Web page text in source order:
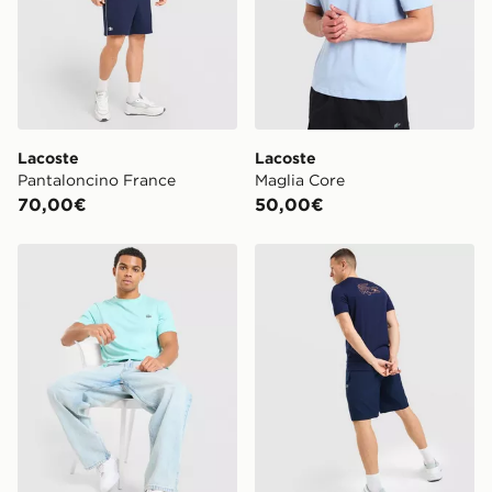
Lacoste
Pantaloncino France
70,00€
Lacoste
Maglia Core
50,00€
Lacoste Maglia Core Lacoste Maglia Piping